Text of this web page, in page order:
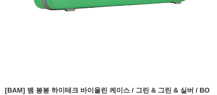
[BAM] 뱀 봉봉 하이테크 바이올린 케이스 / 그린 & 그린 & 실버 / BO